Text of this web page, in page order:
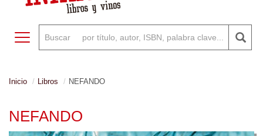
Toggle navigation
Inicio Libros NEFANDO
NEFANDO